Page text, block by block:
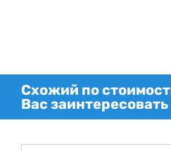
Схожий по
Вас заинтересовать